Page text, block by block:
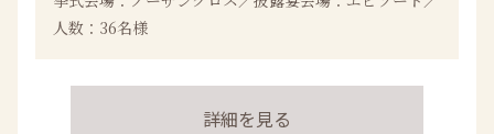
人数：36名様
詳細を見る